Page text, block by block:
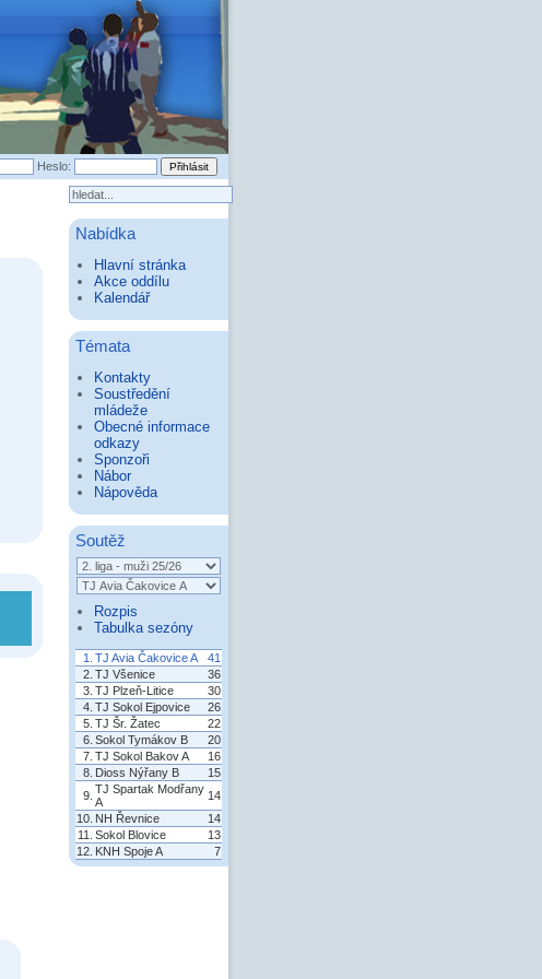
Heslo:
Nabídka
Hlavní stránka
Akce oddílu
Kalendář
Témata
Kontakty
Soustředění
mládeže
Obecné informace
odkazy
Sponzoři
Nábor
Nápověda
Soutěž
Rozpis
Tabulka sezóny
1. TJ Avia Čakovice A
41
2. TJ Všenice
36
3. TJ Plzeň-Litice
30
4. TJ Sokol Ejpovice
26
5. TJ Šr. Žatec
22
6. Sokol Tymákov B
20
7. TJ Sokol Bakov A
16
8. Dioss Nýřany B
15
9. TJ Spartak Modřany
A
14
10. NH Řevnice
14
11. Sokol Blovice
13
12. KNH Spoje A 7